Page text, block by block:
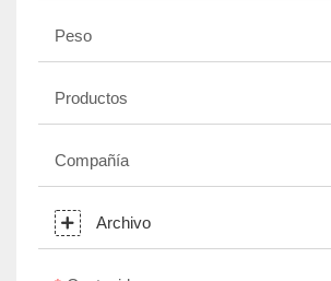
Peso
Productos
Compañía
Archivo